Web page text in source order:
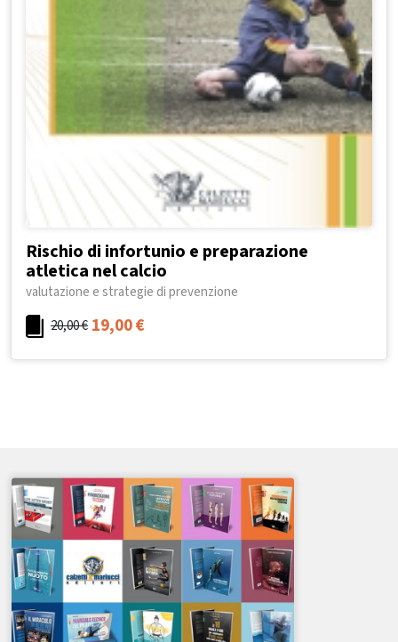
Rischio di infortunio e preparazione
atletica nel calcio
valutazione e strategie di prevenzione
20,00€ 19,00€